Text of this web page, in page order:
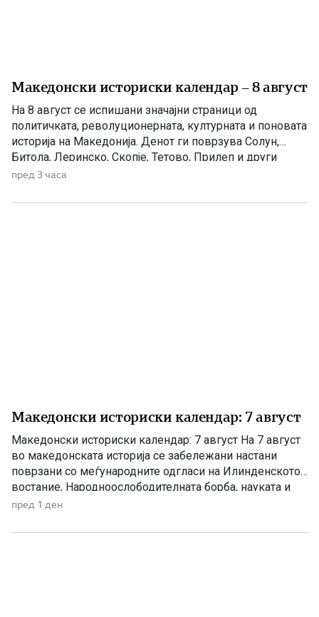
Македонски историски календар – 8 август
На 8 август се испишани значајни страници од
политичката, револуционерната, културната и поновата
историја на Македонија. Денот ги поврзува Солун,
Битола, Леринско, Скопје, Тетово, Прилеп и други
македонски краишта. 1903 – Убиен рускиот конзул
година, во екот на Илинденското востание, во Битола
пред 3 часа
Македонски историски календар: 7 август
Македонски историски календар: 7 август На 7 август
во македонската историја се забележани настани
поврзани со меѓународните одгласи на Илинденското
востание, Народноослободителната борба, науката и
современата македонска уметност. 1903 – Европскиот
1903 година европската јавност ги добила првите
пред 1 ден